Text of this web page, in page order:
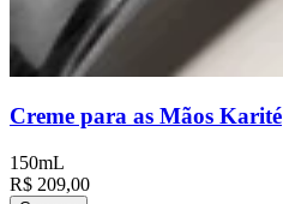
Creme para as Mãos Karité
150mL
R$ 209,00